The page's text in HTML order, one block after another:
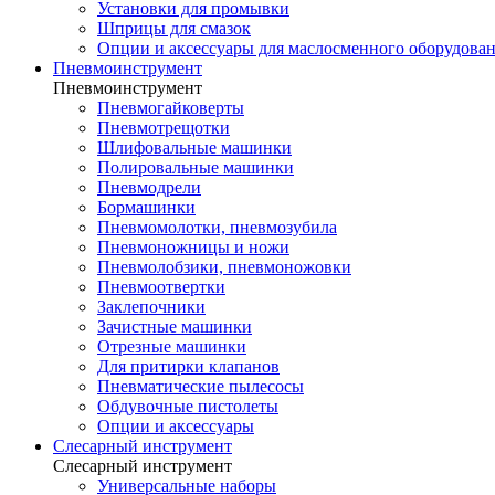
Установки для промывки
Шприцы для смазок
Опции и аксессуары для маслосменного
Пневмоинструмент
Пневмоинструмент
Пневмогайковерты
Пневмотрещотки
Шлифовальные машинки
Полировальные машинки
Пневмодрели
Бормашинки
Пневмомолотки, пневмозубила
Пневмоножницы и ножи
Пневмолобзики, пневмоножовки
Пневмоотвертки
Заклепочники
Зачистные машинки
Отрезные машинки
Для притирки клапанов
Пневматические пылесосы
Обдувочные пистолеты
Опции и аксессуары
Слесарный инструмент
Слесарный инструмент
Универсальные наборы